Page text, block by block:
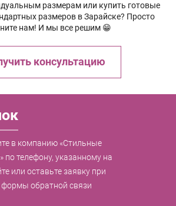
размерам или купить готовые
размеров в Зарайске? Просто
нам! И мы все решим 😁
консультацию
в компанию «Стильные
по телефону, указанному на
или оставьте заявку при
обратной связи